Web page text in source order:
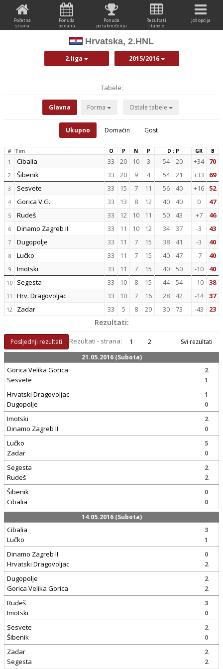
Početna
strana
Ponuda
po danu
Ponuda
po takmičenju
Rezultati
i tabele
još opcija
Hrvatska, 2.HNL
2.liga 2015/2016
Tabele:
Glavna Forma Ostale tabele
Ukupno Domaćin Gost
# Tim O P N P D : P GR B
1 Cibalia 33 20 10 3 54 : 20 +34 70
2 Šibenik 33 20 9 4 54 : 21 +33 69
3 Sesvete 33 15 7 11 56 : 40 +16 52
4 Gorica V.G. 33 13 8 12 40 : 40 0 47
5 Rudeš 33 12 10 11 50 : 43 +7 46
6 Dinamo Zagreb II 33 11 10 12 34 : 37 -3 43
7 Dugopolje 33 11 7 15 38 : 41 -3 40
8 Lučko 33 11 7 15 40 : 47 -7 40
9 Imotski 33 11 7 15 40 : 50 -10 40
10 Segesta 33 10 8 15 44 : 54 -10 38
11 Hrv. Dragovoljac 33 10 7 16 28 : 42 -14 37
12 Zadar 33 5 8 20 30 : 73 -43 23
Rezultati:
Posljednji rezultati Rezultati - strana: 1 2
Svi rezultati
21.05.2016 (Subota)
Gorica Velika Gorica
Sesvete
2
1
Hrvatski Dragovoljac
Dugopolje
1
0
Imotski
Dinamo Zagreb II
2
0
Lučko
Zadar
5
0
Segesta
Rudeš
2
2
Šibenik
Cibalia
0
0
14.05.2016 (Subota)
Cibalia
Lučko
3
1
Dinamo Zagreb II
Hrvatski Dragovoljac
0
2
Dugopolje
Gorica Velika Gorica
2
2
Rudeš
Imotski
3
0
Sesvete
Šibenik
2
0
Zadar
Segesta
2
2